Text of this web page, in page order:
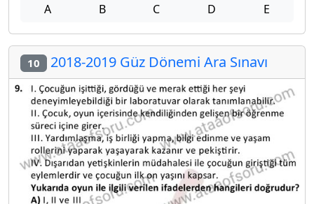
A B C D E
10 2018-2019 Güz Dönemi Ara Sınavı